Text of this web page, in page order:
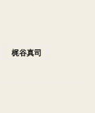
梶谷真司